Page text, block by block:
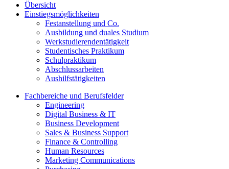
Übersicht
Einstiegsmöglichkeiten
Festanstellung und Co.
Ausbildung und duales Studium
Werkstudierendentätigkeit
Studentisches Praktikum
Schulpraktikum
Abschlussarbeiten
Aushilfstätigkeiten
Fachbereiche und Berufsfelder
Engineering
Digital Business & IT
Business Development
Sales & Business Support
Finance & Controlling
Human Resources
Marketing Communications